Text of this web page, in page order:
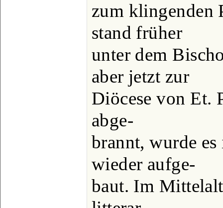
zum klingenden
stand früher
unter dem
aber jetzt zur
Diöcese von Et.
abge-
brannt, wurde
wieder aufge-
baut. Im